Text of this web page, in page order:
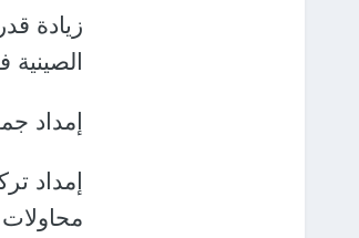
زيادة
إمداد
إمداد